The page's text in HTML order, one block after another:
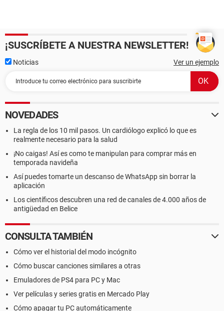
¡SUSCRÍBETE A NUESTRA NEWSLETTER!
Noticias Ver un ejemplo
NOVEDADES
La regla de los 10 mil pasos. Un cardiólogo explicó lo que es
realmente necesario para la salud
¡No caigas! Así es como te manipulan para comprar más en
temporada navideña
Así puedes tomarte un descanso de WhatsApp sin borrar la
aplicación
Los científicos descubren una red de canales de 4.000 años de
antigüedad en Belice
CONSULTA TAMBIÉN
Cómo ver el historial del modo incógnito
Cómo buscar canciones similares a otras
Emuladores de PS4 para PC y Mac
Ver películas y series gratis en Mercado Play
Cómo apagar tu PC automáticamente